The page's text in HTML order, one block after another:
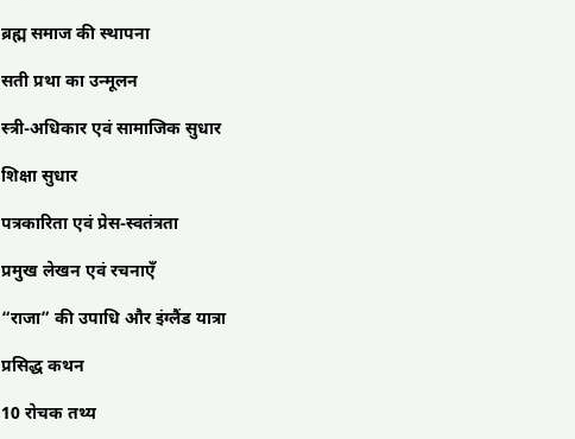
ब्रह्म समाज की स्थापना
सती प्रथा का उन्मूलन
स्त्री-अधिकार एवं सामाजिक सुधार
शिक्षा सुधार
पत्रकारिता एवं प्रेस-स्वतंत्रता
प्रमुख लेखन एवं रचनाएँ
“राजा” की उपाधि और इंग्लैंड यात्रा
प्रसिद्ध कथन
10 रोचक तथ्य